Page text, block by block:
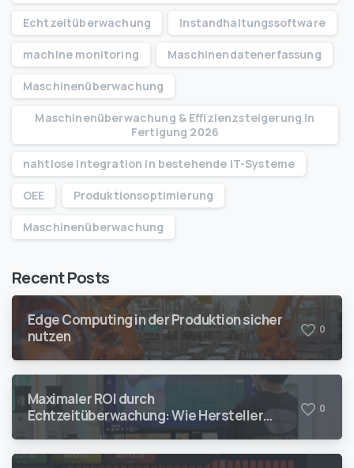
Echtzeitüberwachung Instandhaltungssoftware
machine monitoring Maschinendatenerfassung
Maschinenüberwachung
Maschinenüberwachung & Effizienzsteigerung in
Fertigung 2026
nahtlose Integration in bestehende IT-Systeme
OEE Produktionsoptimierung
​Maschinenüberwachung
Recent Posts
Edge Computing in der Produktion sicher
nutzen
0
Maximaler ROI durch
Echtzeitüberwachung: Wie Hersteller
Stillstände in Profit verwandeln
0